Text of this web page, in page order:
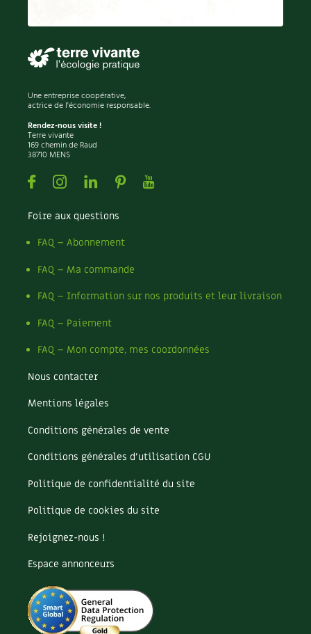
Permaculture
Pesticides
Petits pois
Piment
Pissenlit
Pizza
Plantes
Plantes d'extérieur
Plantes d'intérieur
Plantes médicinales
Plantes sauvages
Plants
Plastique
Poireau
Pollinisation
Pollution
Pomme
Potager
Potager en lasagnes
Poules
Prairie fleurie
Purin
Recette
Récup'
Réparation
Reproduction
Restauration
Rocaille
Ronce (ou mûre de jardin)
Roquette
Une entreprise coopérative,
actrice de l'économie responsable.
Rendez-nous visite !
Terre vivante
169 chemin de Raud
38710 MENS
FacebookInstagramLinkedin
PinterestYoutube
Foire aux questions
FAQ – Abonnement
FAQ – Ma commande
FAQ – Information sur nos produits et leur livraison
FAQ – Paiement
FAQ – Mon compte, mes coordonnées
Nous contacter
Mentions légales
Conditions générales de vente
Conditions générales d’utilisation CGU
Politique de confidentialité du site
Politique de cookies du site
Rejoignez-nous !
Espace annonceurs